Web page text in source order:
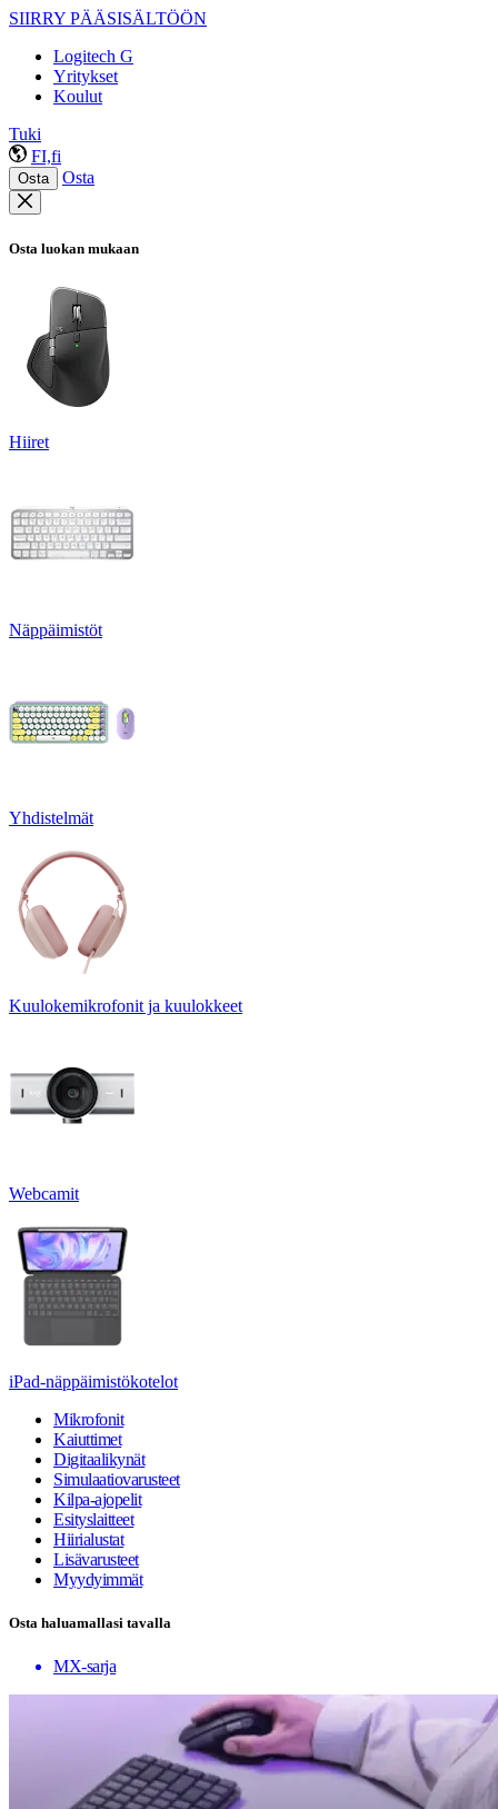
SIIRRY PÄÄSISÄLTÖÖN
Logitech G
Yritykset
Koulut
Tuki
FI,fi
Osta Osta
Osta luokan mukaan
Hiiret
Näppäimistöt
Yhdistelmät
Kuulokemikrofonit ja kuulokkeet
Webcamit
iPad-näppäimistökotelot
Mikrofonit
Kaiuttimet
Digitaalikynät
Simulaatiovarusteet
Kilpa-ajopelit
Esityslaitteet
Hiirialustat
Lisävarusteet
Myydyimmät
Osta haluamallasi tavalla
MX-sarja